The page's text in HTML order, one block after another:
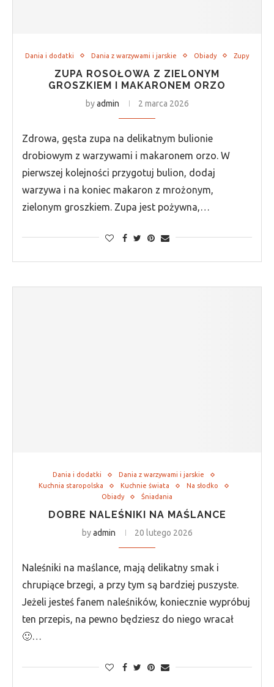
Dania i dodatki Dania z warzywami i jarskie Obiady Zupy
ZUPA ROSOŁOWA Z ZIELONYM
GROSZKIEM I MAKARONEM ORZO
byadmin 2 marca 2026
Zdrowa, gęsta zupa na delikatnym bulionie
drobiowym z warzywami i makaronem orzo. W
pierwszej kolejności przygotuj bulion, dodaj
warzywa i na koniec makaron z mrożonym,
zielonym groszkiem. Zupa jest pożywna,…
Dania i dodatki
Dania z warzywami i jarskie
Kuchnia staropolska
Kuchnie świata
Na słodko
Obiady
Śniadania
DOBRE NALEŚNIKI NA MAŚLANCE
byadmin 20 lutego 2026
Naleśniki na maślance, mają delikatny smak i
chrupiące brzegi, a przy tym są bardziej puszyste.
Jeżeli jesteś fanem naleśników, koniecznie wypróbuj
ten przepis, na pewno będziesz do niego wracał
🙂…